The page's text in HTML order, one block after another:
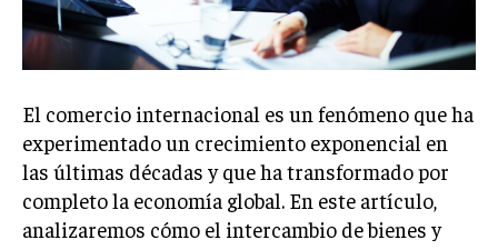
NEWS LIFESTYLE PUBLIC OPINION
El comercio internacional es un fenómeno que ha
experimentado un crecimiento exponencial en
las últimas décadas y que ha transformado por
completo la economía global. En este artículo,
analizaremos cómo el intercambio de bienes y